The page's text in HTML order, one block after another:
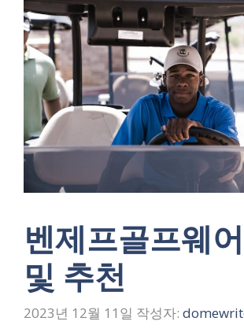
벤제프골프웨
및 추천
2023년 12월 11일 작성자: